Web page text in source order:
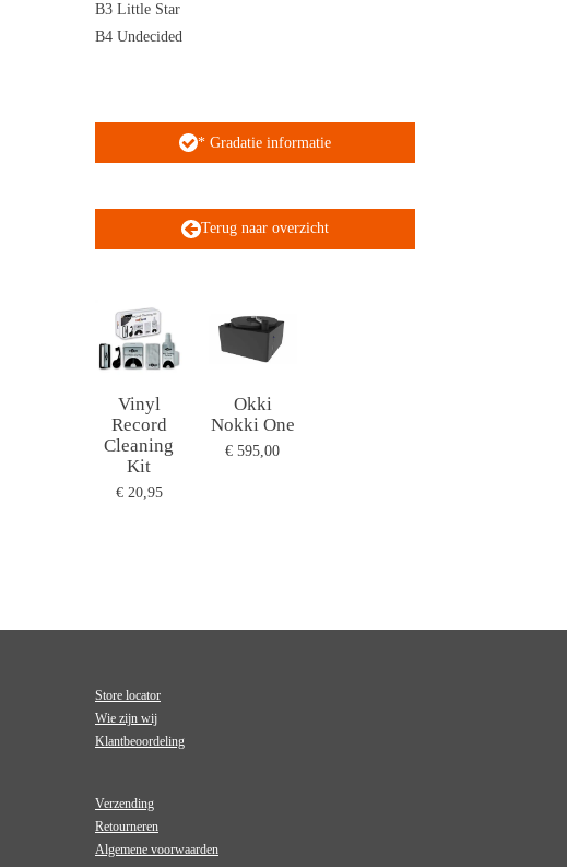
B3 Little Star
B4 Undecided
* Gradatie informatie
Terug naar overzicht
Vinyl
Record
Cleaning
Kit
€ 20,95
Okki
Nokki One
€ 595,00
Store locator
Wie zijn wij
Klantbeoordeling
Verzending
Retourneren
Algemene voorwaarden